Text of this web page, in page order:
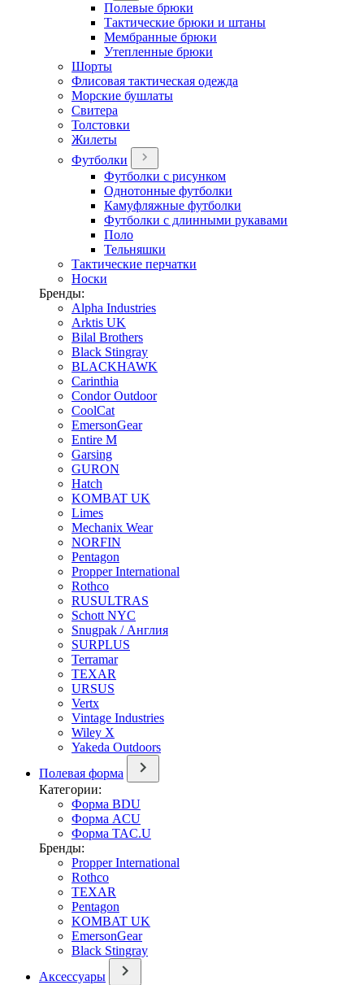
Полевые брюки
Тактические брюки и штаны
Мембранные брюки
Утепленные брюки
Шорты
Флисовая тактическая одежда
Морские бушлаты
Свитера
Толстовки
Жилеты
Футболки
Футболки с рисунком
Однотонные футболки
Камуфляжные футболки
Футболки с длинными рукавами
Поло
Тельняшки
Тактические перчатки
Носки
Бренды:
Alpha Industries
Arktis UK
Bilal Brothers
Black Stingray
BLACKHAWK
Carinthia
Condor Outdoor
CoolCat
EmersonGear
Entire M
Garsing
GURON
Hatch
KOMBAT UK
Limes
Mechanix Wear
NORFIN
Pentagon
Propper International
Rothco
RUSULTRAS
Schott NYC
Snugpak / Англия
SURPLUS
Terramar
TEXAR
URSUS
Vertx
Vintage Industries
Wiley X
Yakeda Outdoors
Полевая форма
Категории:
Форма BDU
Форма ACU
Форма TAC.U
Бренды:
Propper International
Rothco
TEXAR
Pentagon
KOMBAT UK
EmersonGear
Black Stingray
Аксессуары